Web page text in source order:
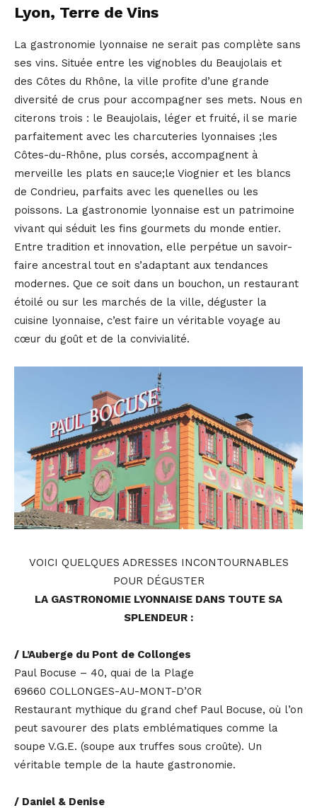
Lyon, Terre de Vins
La gastronomie lyonnaise ne serait pas complète sans
ses vins. Située entre les vignobles du Beaujolais et
des Côtes du Rhône, la ville profite d’une grande
diversité de crus pour accompagner ses mets. Nous en
citerons trois : le Beaujolais, léger et fruité, il se marie
parfaitement avec les charcuteries lyonnaises ;les
Côtes-du-Rhône, plus corsés, accompagnent à
merveille les plats en sauce;le Viognier et les blancs
de Condrieu, parfaits avec les quenelles ou les
poissons. La gastronomie lyonnaise est un patrimoine
vivant qui séduit les fins gourmets du monde entier.
Entre tradition et innovation, elle perpétue un savoir-
faire ancestral tout en s’adaptant aux tendances
modernes. Que ce soit dans un bouchon, un restaurant
étoilé ou sur les marchés de la ville, déguster la
cuisine lyonnaise, c’est faire un véritable voyage au
cœur du goût et de la convivialité.
VOICI QUELQUES ADRESSES INCONTOURNABLES
POUR DÉGUSTER
LA GASTRONOMIE LYONNAISE DANS TOUTE SA
SPLENDEUR :
/ L’Auberge du Pont de Collonges
Paul Bocuse – 40, quai de la Plage
69660 COLLONGES-AU-MONT-D’OR
Restaurant mythique du grand chef Paul Bocuse, où l’on
peut savourer des plats emblématiques comme la
soupe V.G.E. (soupe aux truffes sous croûte). Un
véritable temple de la haute gastronomie.
/ Daniel & Denise